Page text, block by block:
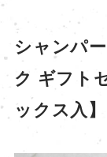
シャンパ
ク ギフト
ックス入】